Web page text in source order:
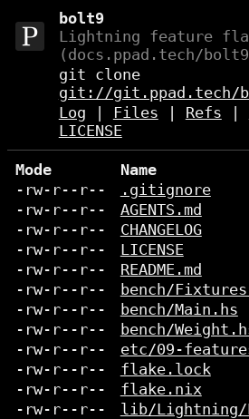
bolt9
Lightning feature
(docs.ppad.tech/
git clone
git://git.ppad.tech/
Log
Files Refs
LICENSE
Mode
Name
-rw-r--r--
.gitignore
-rw-r--r--
AGENTS.md
-rw-r--r--
CHANGELOG
-rw-r--r--
LICENSE
-rw-r--r--
README.md
-rw-r--r--
bench/
-rw-r--r--
bench/Main.hs
-rw-r--r--
bench/
-rw-r--r--
etc/09-
-rw-r--r--
flake.lock
-rw-r--r--
flake.nix
-rw-r--r--
lib/Lightning/